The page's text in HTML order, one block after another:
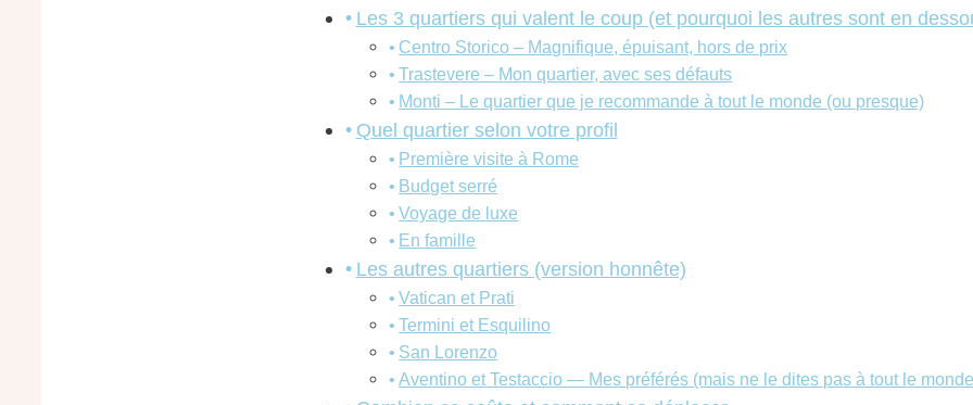
Les 3 quartiers qui valent le coup (et pourquoi les autres sont en
Centro Storico – Magnifique, épuisant, hors de prix
Trastevere – Mon quartier, avec ses défauts
Monti – Le quartier que je recommande à tout le monde (ou presque)
Quel quartier selon votre profil
Première visite à Rome
Budget serré
Voyage de luxe
En famille
Les autres quartiers (version honnête)
Vatican et Prati
Termini et Esquilino
San Lorenzo
Aventino et Testaccio — Mes préférés (mais ne le dites pas à tout le